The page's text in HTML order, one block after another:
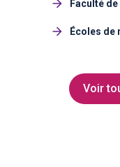
Faculté
Écoles de
Voir